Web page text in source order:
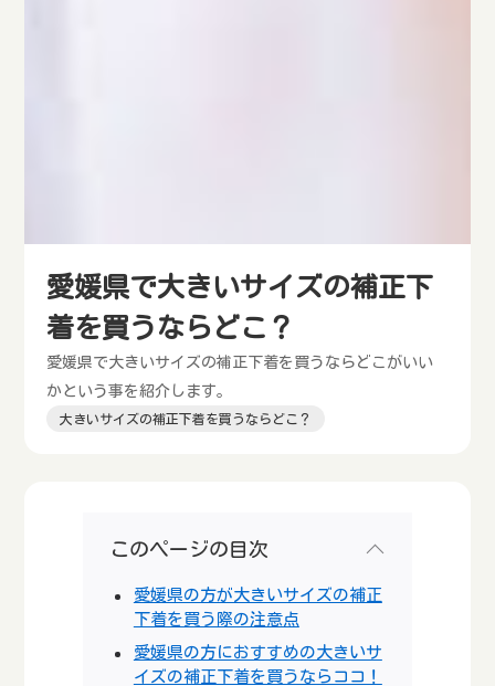
愛媛県で大きいサイズの補正下
着を買うならどこ？
愛媛県で大きいサイズの補正下着を買うならどこがいい
かという事を紹介します。
大きいサイズの補正下着を買うならどこ？
このページの目次
愛媛県の方が大きいサイズの補正
下着を買う際の注意点
愛媛県の方におすすめの大きいサ
イズの補正下着を買うならココ！